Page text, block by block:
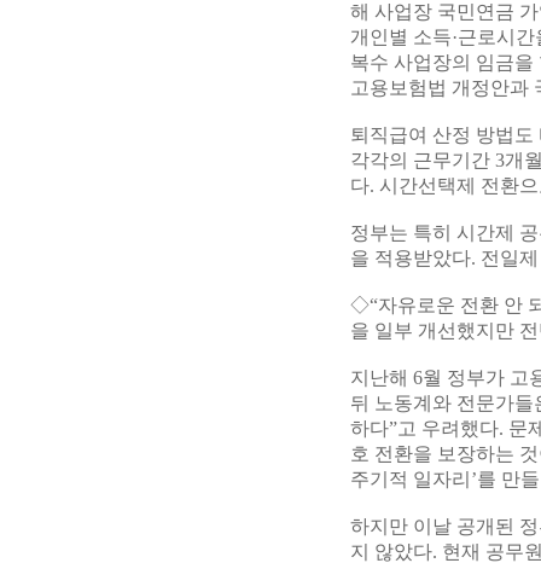
해 사업장 국민연금
개인별 소득·근로시
복수 사업장의 임금을
고용보험법 개정안과
퇴직급여 산정 방법
각각의 근무기간 3개
다. 시간선택제 전환
정부는 특히 시간제
을 적용받았다. 전일
◇“자유로운 전환 안
을 일부 개선했지만
지난해 6월 정부가 고
뒤 노동계와 전문가들
하다”고 우려했다. 문
호 전환을 보장하는
주기적 일자리’를 만
하지만 이날 공개된
지 않았다. 현재 공무